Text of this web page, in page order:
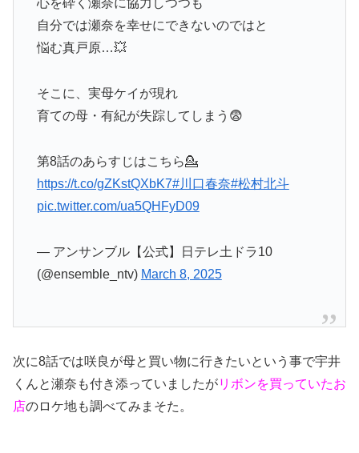
心を砕く瀬奈に協力しつつも
自分では瀬奈を幸せにできないのではと
悩む真戸原…💥
そこに、実母ケイが現れ
育ての母・有紀が失踪してしまう😨
第8話のあらすじはこちら💁
https://t.co/gZKstQXbK7#川口春奈#松村北斗
pic.twitter.com/ua5QHFyD09
— アンサンブル【公式】日テレ土ドラ10
(@ensemble_ntv) March 8, 2025
次に8話では咲良が母と買い物に行きたいという事で宇井
くんと瀬奈も付き添っていましたがリボンを買っていたお
店のロケ地も調べてみまそた。